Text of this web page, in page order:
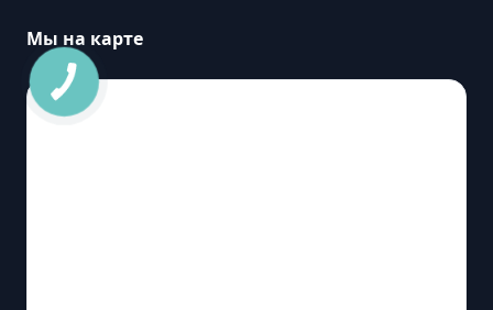
Мы на карте